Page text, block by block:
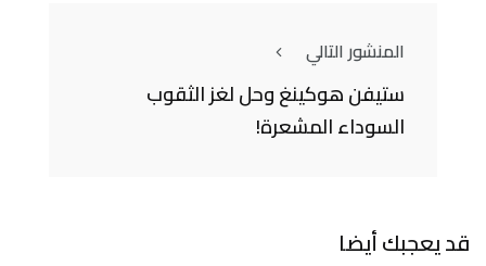
المنشور التالي
ستيفن هوكينغ وحل لغز الثقوب
السوداء المشعرة!
قد يعجبك أيضا